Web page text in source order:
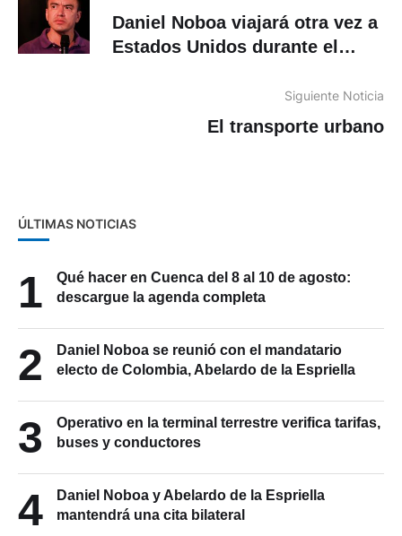
Daniel Noboa viajará otra vez a
Estados Unidos durante el
Siguiente Noticia
El transporte urbano
ÚLTIMAS NOTICIAS
1
Qué hacer en Cuenca del 8 al 10 de agosto:
descargue la agenda completa
2
Daniel Noboa se reunió con el mandatario
electo de Colombia, Abelardo de la Espriella
3
Operativo en la terminal terrestre verifica tarifas,
buses y conductores
4
Daniel Noboa y Abelardo de la Espriella
mantendrá una cita bilateral